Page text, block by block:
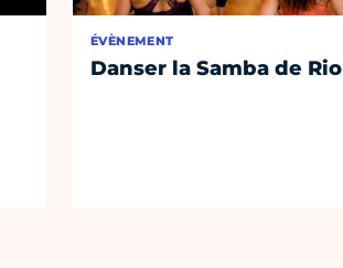
ÉVÈNEMENT
Danser la Samba de Rio